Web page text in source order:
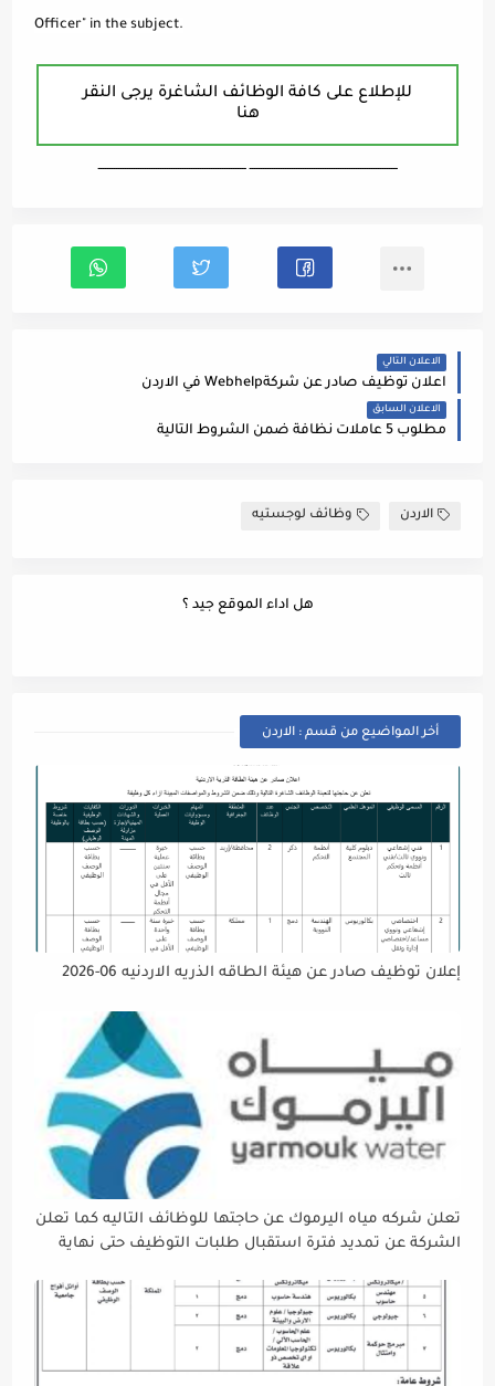
Officer" in the subject.
للإطلاع على كافة الوظائف الشاغرة يرجى النقر
هنا
ـــــــــــــــــــــــــــــــــــــــــــــــــــــــــــــــــــ ـــــــــــــــــــــــــــــــــــــــــــــــــــــــــــــــــــ
الاعلان التالي
اعلان توظيف صادر عن شركةWebhelp في الاردن
الاعلان السابق
مطلوب 5 عاملات نظافة ضمن الشروط التالية
الاردن وظائف لوجستيه
هل اداء الموقع جيد ؟
أخر المواضيع من قسم : الاردن
إعلان توظيف صادر عن هيئة الطاقه الذريه الاردنيه 06-2026
تعلن شركه مياه اليرموك عن حاجتها للوظائف التاليه كما تعلن
الشركة عن تمديد فترة استقبال طلبات التوظيف حتى نهاية
إتاحة الفرصة الكافية أمام الجميع لاستكمال إجراءات التقديم.